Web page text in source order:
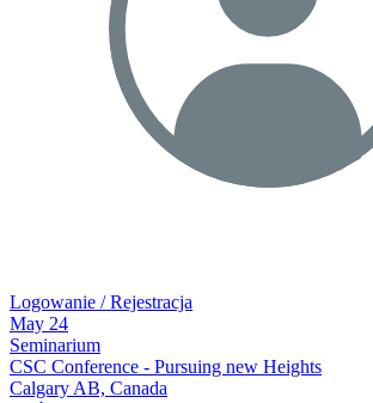
Logowanie / Rejestracja
May 24
Seminarium
CSC Conference - Pursuing new Heights
Calgary AB, Canada